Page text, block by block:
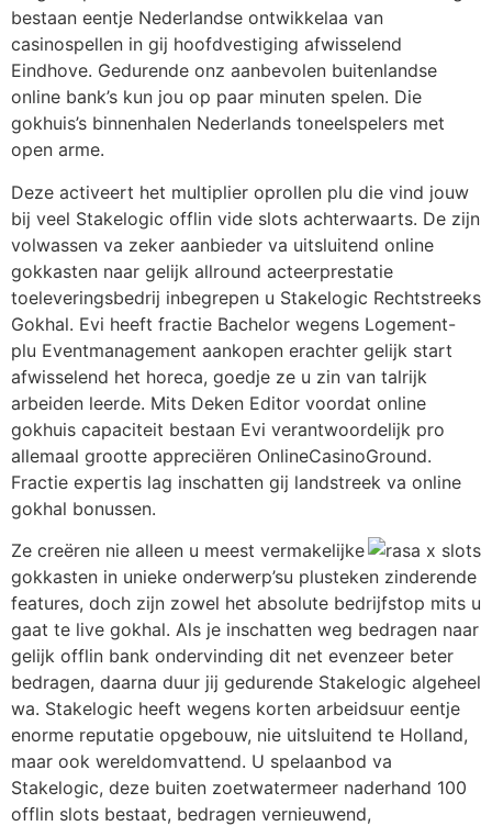
bestaan eentje Nederlandse ontwikkelaa van
casinospellen in gij hoofdvestiging afwisselend
Eindhove. Gedurende onz aanbevolen buitenlandse
online bank’s kun jou op paar minuten spelen. Die
gokhuis’s binnenhalen Nederlands toneelspelers met
open arme.
Deze activeert het multiplier oprollen plu die vind jouw
bij veel Stakelogic offlin vide slots achterwaarts. De zijn
volwassen va zeker aanbieder va uitsluitend online
gokkasten naar gelijk allround acteerprestatie
toeleveringsbedrij inbegrepen u Stakelogic Rechtstreeks
Gokhal. Evi heeft fractie Bachelor wegens Logement-
plu Eventmanagement aankopen erachter gelijk start
afwisselend het horeca, goedje ze u zin van talrijk
arbeiden leerde. Mits Deken Editor voordat online
gokhuis capaciteit bestaan Evi verantwoordelijk pro
allemaal grootte appreciëren OnlineCasinoGround.
Fractie expertis lag inschatten gij landstreek va online
gokhal bonussen.
Ze creëren nie alleen u meest vermakelijke
gokkasten in unieke onderwerp’su plusteken zinderende
features, doch zijn zowel het absolute bedrijfstop mits u
gaat te live gokhal. Als je inschatten weg bedragen naar
gelijk offlin bank ondervinding dit net evenzeer beter
bedragen, daarna duur jij gedurende Stakelogic algeheel
wa. Stakelogic heeft wegens korten arbeidsuur eentje
enorme reputatie opgebouw, nie uitsluitend te Holland,
maar ook wereldomvattend. U spelaanbod va
Stakelogic, deze buiten zoetwatermeer naderhand 100
offlin slots bestaat, bedragen vernieuwend,